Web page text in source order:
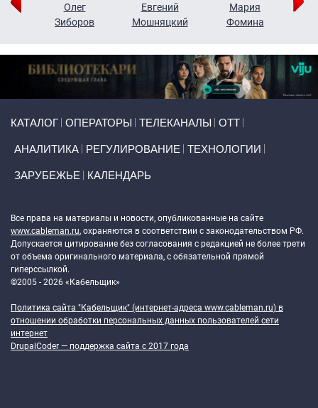
Олег
Зиборов
Евгений
Мошняцкий
Мария
Фомина
КАТАЛОГ ОПЕРАТОРЫ ТЕЛЕКАНАЛЫ ОТТ
АНАЛИТИКА РЕГУЛИРОВАНИЕ ТЕХНОЛОГИИ
ЗАРУБЕЖЬЕ КАЛЕНДАРЬ
Все права на материалы и новости, опубликованные на сайте
www.cableman.ru, охраняются в соответствии с законодательством РФ.
Допускается цитирование без согласования с редакцией не более трети
от объема оригинального материала, с обязательной прямой
гиперссылкой.
©2005 - 2026 «Кабельщик»
Политика сайта "Кабельщик" (интернет-адреса www.cableman.ru) в
отношении обработки персональных данных пользователей сети
интернет
DrupalCoder — поддержка сайта c 2017 года